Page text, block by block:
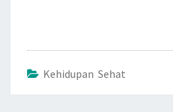
Kehidupan Sehat